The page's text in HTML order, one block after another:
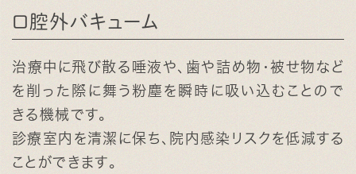
口腔外バキューム
治療中に飛び散る唾液や、歯や詰め物・被せ物など
を削った際に舞う粉塵を瞬時に吸い込むことので
きる機械です。
診療室内を清潔に保ち、院内感染リスクを低減する
ことができます。